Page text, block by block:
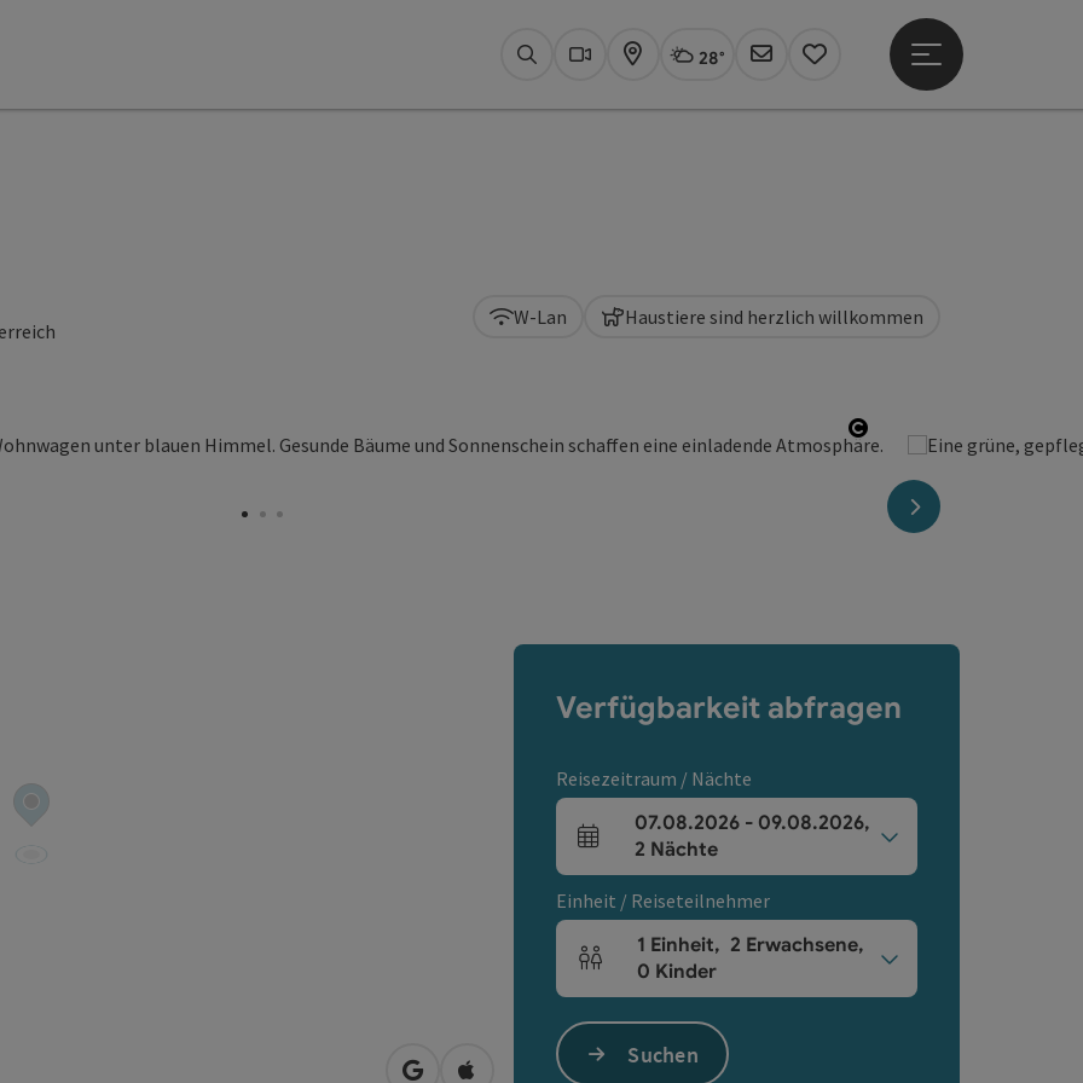
SuchenWebcams
KarteAktuelles Wetter Linz, wolkig
28°
Newsletter
Merkzettel
Hauptmenü öffnen
Copyright öffnen
nächstes Element
W-Lan Haustiere sind herzlich willkommen
Verfügbarkeit abfragen
Reisezeitraum / Nächte
An- und Abreisefelder
07.08.2026- 09.08.2026,
2 Nächte
Einheit / Reiseteilnehmer
Einheitenanzahl und Personenfelder
1 Einheit, 2 Erwachsene,
0 Kinder
Suchen